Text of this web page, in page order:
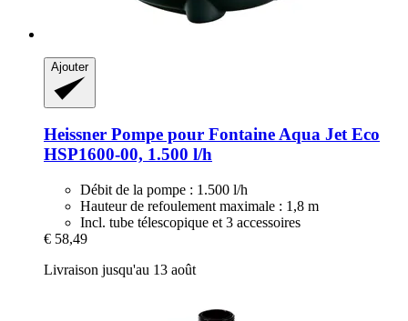
Ajouter
Heissner Pompe pour Fontaine Aqua Jet Eco
HSP1600-​00, 1.500 l/h
Débit de la pompe : 1.500 l/h
Hauteur de refoulement maximale : 1,8 m
Incl. tube télescopique et 3 accessoires
€ 58,49
Livraison jusqu'au 13 août